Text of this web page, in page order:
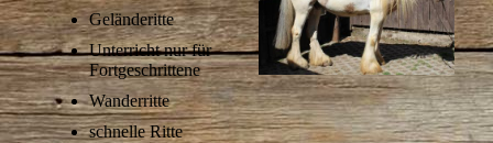
Geländeritte
Unterricht nur für
Fortgeschrittene
Wanderritte
schnelle Ritte